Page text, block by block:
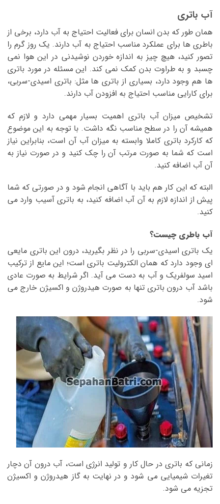
آب باتری
همان طور که بدن انسان برای فعالیت احتیاج به آب دارد، برخی از
باطری ها برای عملکرد مناسب احتیاج به آب دارند. یک روز گرم را
تصور کنید، هیچ چیز به اندازه خوردن نوشیدنی در این هوا نمی
چسبد و به طراوت بدن کمک نمی کند. این مسئله در مورد باتری
ها هم وجود دارد، بسیاری از باتری ها مثل: باتری اسیدی-سربی،
برای کارایی مناسب احتیاج به افزودن آب دارند.
تشخیص میزان آب باتری اهمیت بسیار مهمی دارد و لازم که
همیشه آن را در سطح مناسب نگه داشت. با توجه به این موضوع
که کارکرد باتری کاملا وابسته به میزان آب آن است، بنابراین نیاز
است که شما به صورت مرتب آن را چک کنید و در صورت نیاز به
آن آب اضافه کنید.
البته که این کار هم باید با آگاهی انجام شود و در صورتی که شما
پیش از اندازه لازم به آن آب اضافه کنید، به باتری آسیب وارد می
کنید.
آب باطری چیست؟
یک باتری اسیدی-سربی را در نظر بگیرید، درون این باتری مایعی
ای وجود دارد که همان الکترولیت باتری است؛ این مایع از ترکیب
اسید سولفریک و آب به دست می آید. اگر شرایط به صورت عادی
باشد آب درون باتری تنها به صورت هیدروژن و اکسیژن خارج می
شود.
زمانی که باتری در حال کار و تولید انرژی است، آب درون آن دچار
تغیرات شیمیایی می شود و در نهایت به گاز هیدروژن و اکسیژن
تجزیه می شود.